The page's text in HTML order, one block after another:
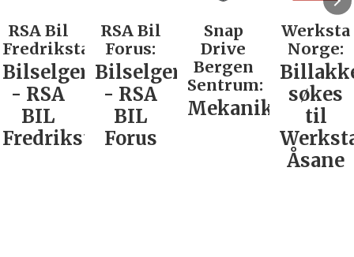
RSA Bil
Fredrikstad:
Bilselger
- RSA
BIL
Fredrikstad
RSA Bil
Forus:
Bilselger
- RSA
BIL
Forus
Snap
Drive
Bergen
Sentrum:
Mekaniker
Werksta
Norge:
søkes
til
Åsane